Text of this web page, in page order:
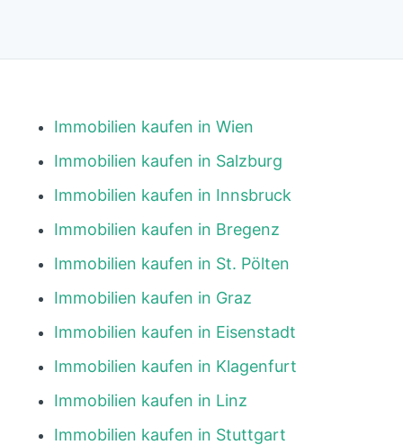
Immobilien kaufen in Wien
Immobilien kaufen in Salzburg
Immobilien kaufen in Innsbruck
Immobilien kaufen in Bregenz
Immobilien kaufen in St. Pölten
Immobilien kaufen in Graz
Immobilien kaufen in Eisenstadt
Immobilien kaufen in Klagenfurt
Immobilien kaufen in Linz
Immobilien kaufen in Stuttgart